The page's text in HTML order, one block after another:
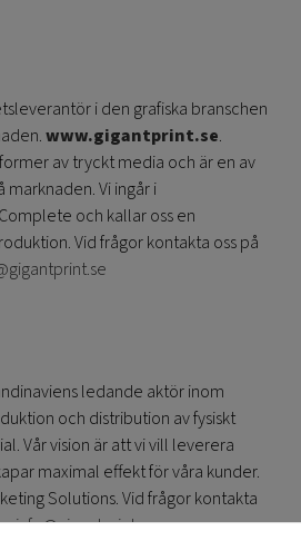
i den grafiska branschen
www.gigantprint.se.
av tryckt media och är en av
Vi ingår i
och kallar oss en
Vid frågor kontakta oss på
ledande aktör inom
och distribution av fysiskt
Vår vision är att vi vill leverera
maximal effekt för våra kunder.
Solutions. Vid frågor kontakta
info@gigantprint.se